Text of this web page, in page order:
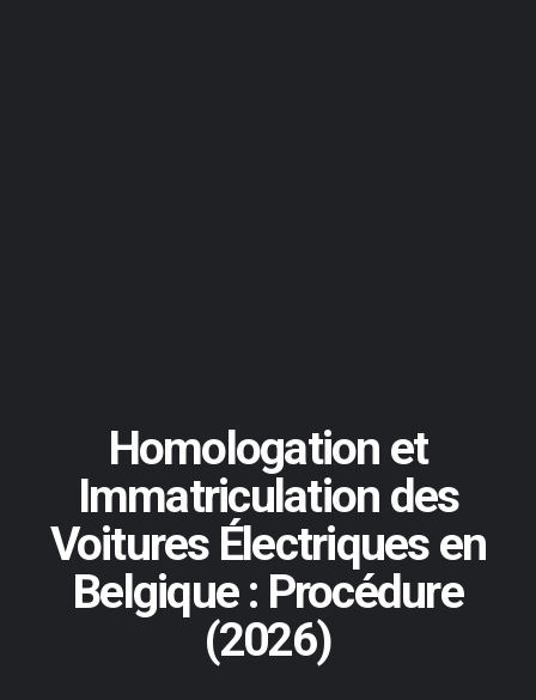
Homologation et
Immatriculation des
Voitures Électriques en
Belgique : Procédure
(2026)